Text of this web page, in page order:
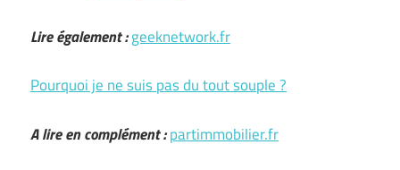
Lire également :geeknetwork.fr
Pourquoi je ne suis pas du tout souple ?
A lire en complément :partimmobilier.fr